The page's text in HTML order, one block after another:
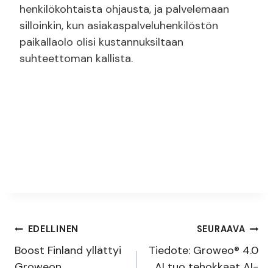
henkilökohtaista ohjausta, ja palvelemaan
silloinkin, kun asiakaspalveluhenkilöstön
paikallaolo olisi kustannuksiltaan
suhteettoman kallista.
Artikkelien
selaus
EDELLINEN
Boost Finland yllättyi
SEURAAVA
Tiedote: Groweo® 4.0